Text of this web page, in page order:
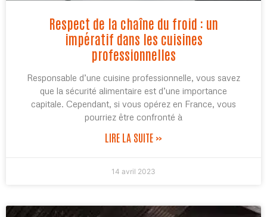
Respect de la chaîne du froid : un
impératif dans les cuisines
professionnelles
Responsable d’une cuisine professionnelle, vous savez
que la sécurité alimentaire est d’une importance
capitale. Cependant, si vous opérez en France, vous
pourriez être confronté à
LIRE LA SUITE »
14 avril 2023